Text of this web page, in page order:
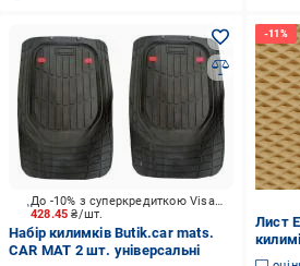
428.45₴/шт.
До -10% з суперкредиткою Visa Вигода
Набір килимків Butik.car mats.
CAR MAT 2 шт. універсальні
Лист